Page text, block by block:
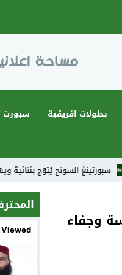
بطولات افريقية سبورت TV
بثنائية ويهيمن على دوريات رمضان 2026 في أجواء
وجفاء